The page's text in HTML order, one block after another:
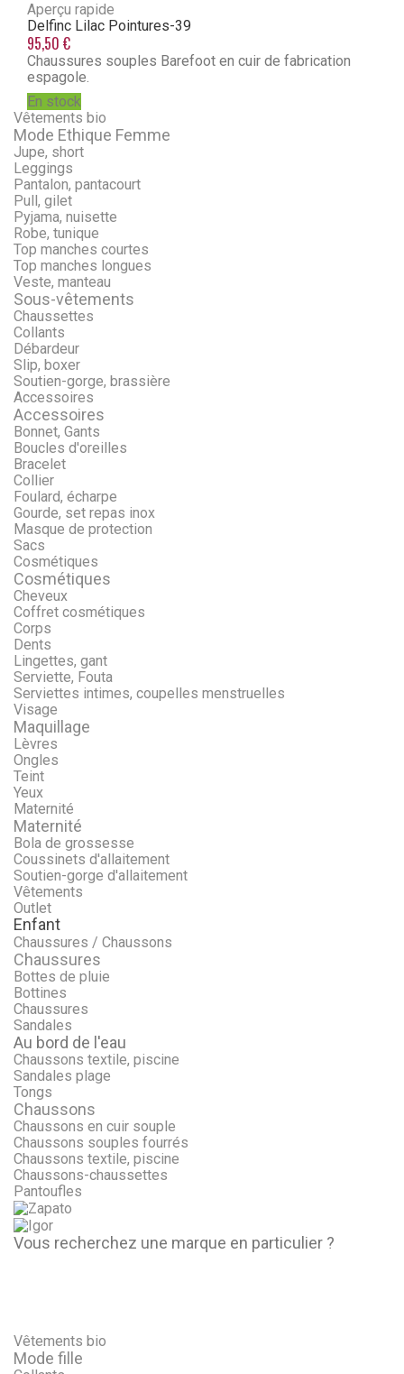
Aperçu rapide
Delfinc Lilac Pointures-39
95,50 €
Chaussures souples Barefoot en cuir de fabrication
espagole.
En stock
Vêtements bio
Mode Ethique Femme
Jupe, short
Leggings
Pantalon, pantacourt
Pull, gilet
Pyjama, nuisette
Robe, tunique
Top manches courtes
Top manches longues
Veste, manteau
Sous-vêtements
Chaussettes
Collants
Débardeur
Slip, boxer
Soutien-gorge, brassière
Accessoires
Accessoires
Bonnet, Gants
Boucles d'oreilles
Bracelet
Collier
Foulard, écharpe
Gourde, set repas inox
Masque de protection
Sacs
Cosmétiques
Cosmétiques
Cheveux
Coffret cosmétiques
Corps
Dents
Lingettes, gant
Serviette, Fouta
Serviettes intimes, coupelles menstruelles
Visage
Maquillage
Lèvres
Ongles
Teint
Yeux
Maternité
Maternité
Bola de grossesse
Coussinets d'allaitement
Soutien-gorge d'allaitement
Vêtements
Outlet
Enfant
Chaussures / Chaussons
Chaussures
Bottes de pluie
Bottines
Chaussures
Sandales
Au bord de l'eau
Chaussons textile, piscine
Sandales plage
Tongs
Chaussons
Chaussons en cuir souple
Chaussons souples fourrés
Chaussons textile, piscine
Chaussons-chaussettes
Pantoufles
Vous recherchez une marque en particulier ?
Vêtements bio
Mode fille